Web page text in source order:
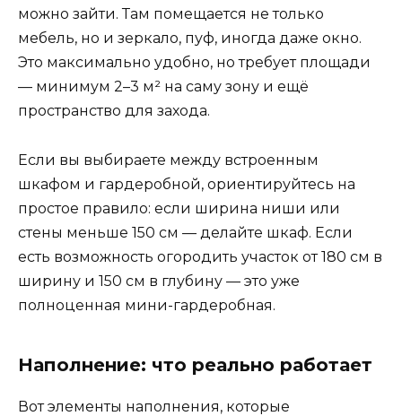
можно зайти. Там помещается не только
мебель, но и зеркало, пуф, иногда даже окно.
Это максимально удобно, но требует площади
— минимум 2–3 м² на саму зону и ещё
пространство для захода.
Если вы выбираете между встроенным
шкафом и гардеробной, ориентируйтесь на
простое правило: если ширина ниши или
стены меньше 150 см — делайте шкаф. Если
есть возможность огородить участок от 180 см в
ширину и 150 см в глубину — это уже
полноценная мини-гардеробная.
Наполнение: что реально работает
Вот элементы наполнения, которые